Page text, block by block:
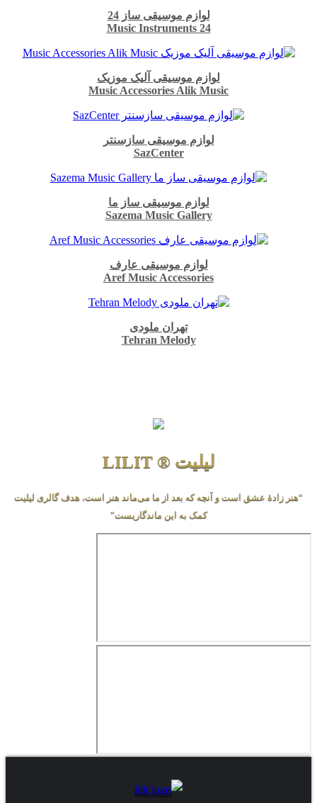
لوازم موسیقی ساز 24
Music Instruments 24
لوازم موسیقی آلیک موزیک
Music Accessories Alik Music
لوازم موسیقی سازسنتر
لوازم موسیقی ساز ما
Sazema Music Gallery
لوازم موسیقی عارف
Aref Music Accessories
تهران ملودی
Tehran Melody
لیلیت ® LILIT
است و آنچه که بعد از ما می‌ماند هنر است، هدف گالری لیلیت
کمک به این ماندگاریست”